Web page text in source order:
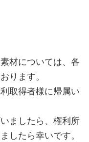
材については、各
ります。
取得者様に帰属い
ましたら、権利所
したら幸いです。